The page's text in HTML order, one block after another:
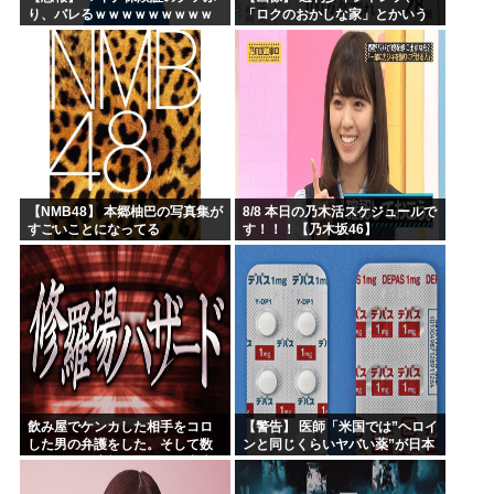
り、バレるｗｗｗｗｗｗｗｗｗ
「ロクのおかしな家」とかいう
微妙な漫画を巻頭カラーにした
せいで100万部切る
【NMB48】 本郷柚巴の写真集が
すごいことになってる
8/8 本日の乃木活スケジュールで
す！！！【乃木坂46】
飲み屋でケンカした相手をコロ
した男の弁護をした。そして数
年後、因果応報を思わせる出来
【警告】 医師「米国では”ヘロイ
ンと同じくらいヤバい薬”が日本
では平気で処方されてる」